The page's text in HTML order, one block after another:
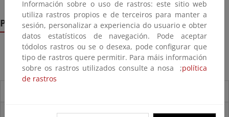
Puntos de Información
Punto de información de Pampaneira
Punto de Información Puerto de La Ragua
Información sobre o uso de rastros: este sitio web
utiliza rastros propios e de terceiros para manter a
sesión, personalizar a experiencia do usuario e obter
datos estatísticos de navegación. Pode aceptar
tódolos rastros ou se o desexa, pode configurar que
tipo de rastros quere permitir. Para máis información
sobre os rastros utilizados consulte a nosa ;política
de rastros